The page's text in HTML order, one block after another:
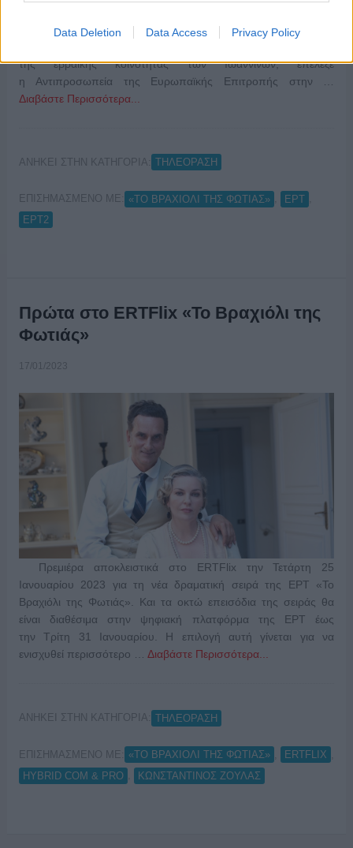
Data Deletion Data Access Privacy Policy
ΔΕΛΤΙΟ ΤΥΠΟΥ Το σπουδαίο ντοκιμαντέρ παραγωγής
της εβραϊκής κοινότητας των Ιωαννίνων, επέλεξε
η Αντιπροσωπεία της Ευρωπαϊκής Επιτροπής στην …
Διαβάστε Περισσότερα...
ΑΝΗΚΕΙ ΣΤΗΝ ΚΑΤΗΓΟΡΙΑ: ΤΗΛΕΟΡΑΣΗ
ΕΠΙΣΗΜΑΣΜΕΝΟ ΜΕ: «ΤΟ ΒΡΑΧΙΟΛΙ ΤΗΣ ΦΩΤΙΑΣ» ΕΡΤ
ΕΡΤ2
Πρώτα στο ERTFlix «Το Βραχιόλι της
Φωτιάς»
17/01/2023
Πρεμιέρα αποκλειστικά στο ΕRΤFlix την Τετάρτη 25
Ιανουαρίου 2023 για τη νέα δραματική σειρά της ΕΡΤ «Το
Βραχιόλι της Φωτιάς». Και τα οκτώ επεισόδια της σειράς θα
είναι διαθέσιμα στην ψηφιακή πλατφόρμα της ΕΡΤ έως
την Τρίτη 31 Ιανουαρίου. Η επιλογή αυτή γίνεται για να
ενισχυθεί περισσότερο … Διαβάστε Περισσότερα...
ΑΝΗΚΕΙ ΣΤΗΝ ΚΑΤΗΓΟΡΙΑ: ΤΗΛΕΟΡΑΣΗ
ΕΠΙΣΗΜΑΣΜΕΝΟ ΜΕ: «ΤΟ ΒΡΑΧΙΟΛΙ ΤΗΣ ΦΩΤΙΑΣ» ERTFLIX
HYBRID COM & PRO
ΚΩΝΣΤΑΝΤΙΝΟΣ ΖΟΥΛΑΣ